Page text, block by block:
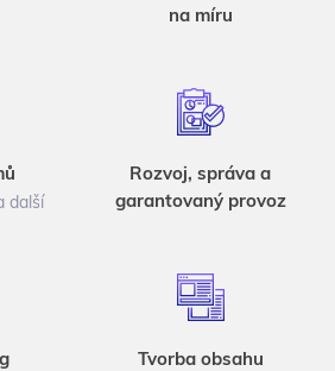
na míru
další
Rozvoj, správa a
garantovaný provoz
Tvorba obsahu